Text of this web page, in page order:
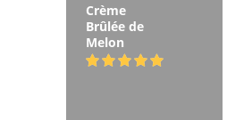
Crème
Brûlée de
Melon